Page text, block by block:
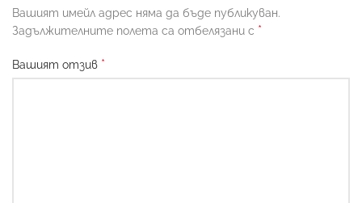
Вашият имейл адрес няма да бъде публикуван.
Задължителните полета са отбелязани с *
Вашият отзив *